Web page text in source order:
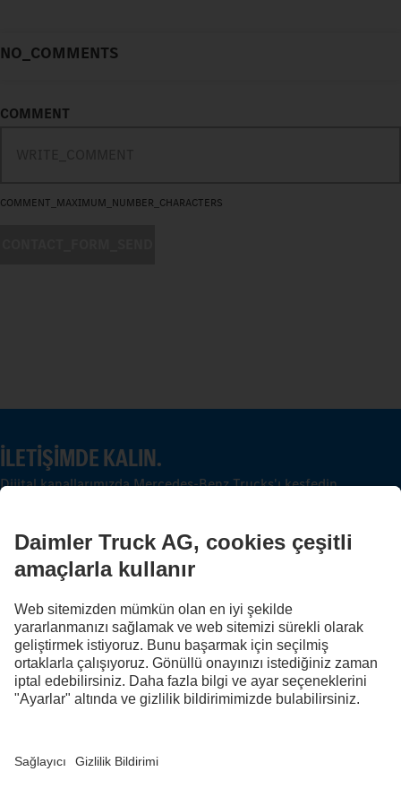
NO_COMMENTS
COMMENT
COMMENT_MAXIMUM_NUMBER_CHARACTERS
İLETIŞIMDE KALIN.
Dijital kanallarımızda Mercedes-Benz Trucks'ı keşfedin.
FOLLOW THE ROADSTARS.
Deneyimlerinizi şimdi diğer kamyon sürücüleriyle paylaşın.